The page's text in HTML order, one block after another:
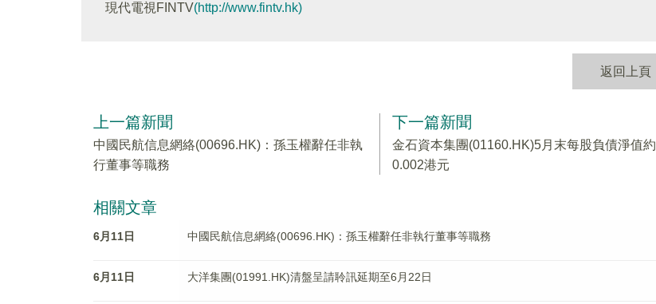
現代電視FINTV(http://www.fintv.hk)
返回上頁
上一篇新聞
中國民航信息網絡(00696.HK)：孫玉權辭任非執
行董事等職務
下一篇新聞
金石資本集團(01160.HK)5月末每股負債淨值約
0.002港元
相關文章
6月11日 中國民航信息網絡(00696.HK)：孫玉權辭任非執行董事等職務
6月11日 大洋集團(01991.HK)清盤呈請聆訊延期至6月22日